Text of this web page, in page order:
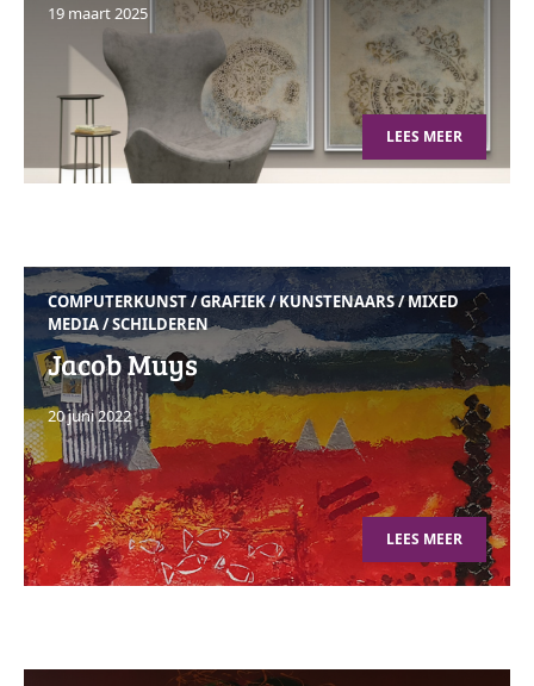
19 maart 2025
LEES MEER
COMPUTERKUNST/GRAFIEK/KUNSTENAARS/MIXED
MEDIA/SCHILDEREN
Jacob Muys
20 juni 2022
LEES MEER